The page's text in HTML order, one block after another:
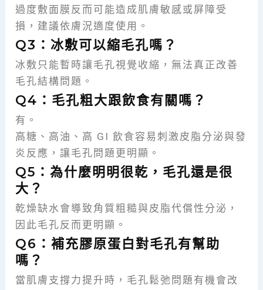
過度敷面膜反而可能造成肌膚敏感或屏障受
損，建議依膚況適度使用。
Q3：冰敷可以縮毛孔嗎？
冰敷只能暫時讓毛孔視覺收縮，無法真正改善
毛孔結構問題。
Q4：毛孔粗大跟飲食有關嗎？
有。
高糖、高油、高 GI 飲食容易刺激皮脂分泌與發
炎反應，讓毛孔問題更明顯。
Q5：為什麼明明很乾，毛孔還是很
大？
乾燥缺水會導致角質粗糙與皮脂代償性分泌，
因此毛孔反而更明顯。
Q6：補充膠原蛋白對毛孔有幫助
嗎？
當肌膚支撐力提升時，毛孔鬆弛問題有機會改